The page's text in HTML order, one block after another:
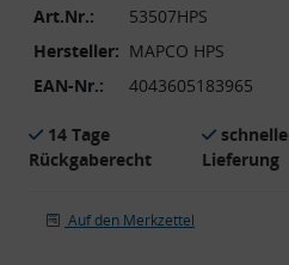
Art.Nr.:
53507HPS
Hersteller: MAPCO HPS
EAN-Nr.:
4043605183965
14 Tage
Rückgaberecht
schnelle
Lieferung
Auf den Merkzettel